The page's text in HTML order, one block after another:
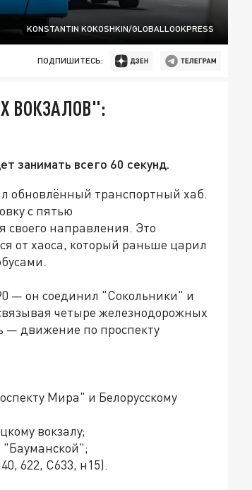
KONSTANTIN KOKOSHKIN/GLOBALLOOKPRESS
ПОДПИШИТЕСЬ:
ВОКЗАЛОВ":
занимать всего 60 секунд.
обновлённый транспортный хаб.
с пятью
направления. Это
от хаоса, который раньше царил
— он соединил "Сокольники" и
четыре железнодорожных
— движение по проспекту
Мира" и Белорусскому
вокзалу;
622, С633, н15).